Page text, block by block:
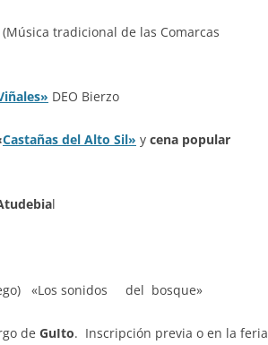
tradicional de las Comarcas
DEO Bierzo
Castañas del Alto Sil» y cena popular
l
«Los sonidos del bosque»
de GuIto. Inscripción previa o en la feria